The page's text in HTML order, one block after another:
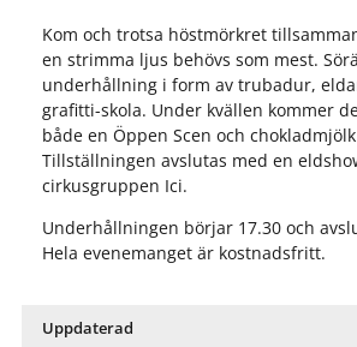
Kom och trotsa höstmörkret
en strimma ljus behövs som mest.
underhållning i form av trubadur,
grafitti-skola. Under kvällen kommer
både en Öppen Scen och
Tillställningen avslutas med en
cirkusgruppen Ici.
Underhållningen börjar 17.30 och
Hela evenemanget är kostnadsfritt.
Uppdaterad